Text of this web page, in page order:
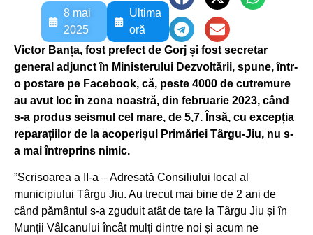
8 mai
2025
Ultima
oră
Victor Banța, fost prefect de Gorj și fost secretar
general adjunct în Ministerului Dezvoltării, spune, într-
o postare pe Facebook, că, peste 4000 de cutremure
au avut loc în zona noastră, din februarie 2023, când
s-a produs seismul cel mare, de 5,7. Însă, cu excepția
reparațiilor de la acoperișul Primăriei Târgu-Jiu, nu s-
a mai întreprins nimic.
”Scrisoarea a II-a – Adresată Consiliului local al
municipiului Târgu Jiu. Au trecut mai bine de 2 ani de
când pământul s-a zguduit atât de tare la Târgu Jiu și în
Munții Vâlcanului încât mulți dintre noi și acum ne